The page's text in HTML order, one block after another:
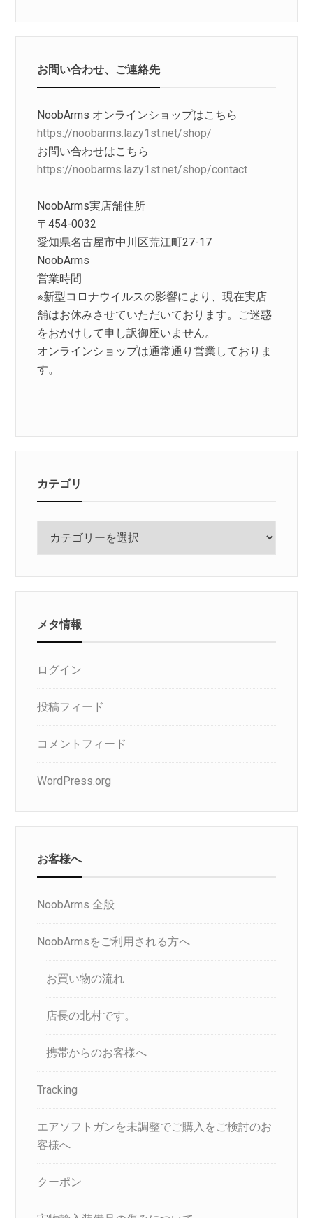
お問い合わせ、ご連絡先
NoobArms オンラインショップはこちら
https://noobarms.lazy1st.net/shop/
お問い合わせはこちら
https://noobarms.lazy1st.net/shop/contact
NoobArms実店舗住所
〒454-0032
愛知県名古屋市中川区荒江町27-17
NoobArms
営業時間
※新型コロナウイルスの影響により、現在実店
舗はお休みさせていただいております。ご迷惑
をおかけして申し訳御座いません。
オンラインショップは通常通り営業しておりま
す。
カテゴリ
メタ情報
ログイン
投稿フィード
コメントフィード
WordPress.org
お客様へ
NoobArms 全般
NoobArmsをご利用される方へ
お買い物の流れ
店長の北村です。
携帯からのお客様へ
Tracking
エアソフトガンを未調整でご購入をご検討のお
客様へ
クーポン